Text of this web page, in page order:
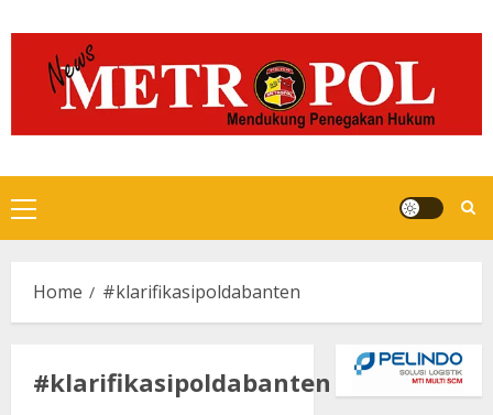
to
content
Primary
Menu
Home #klarifikasipoldabanten
#klarifikasipoldabanten